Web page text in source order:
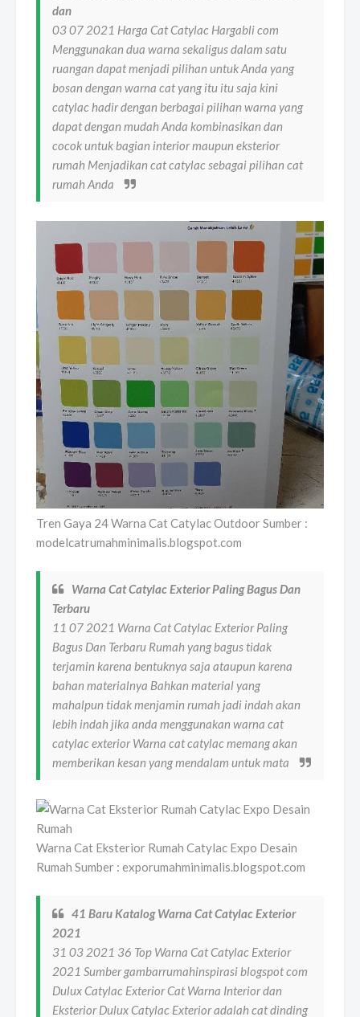
dan
03 07 2021 Harga Cat Catylac Hargabli com
Menggunakan dua warna sekaligus dalam satu
ruangan dapat menjadi pilihan untuk Anda yang
bosan dengan warna cat yang itu itu saja kini
catylac hadir dengan berbagai pilihan warna yang
dapat dengan mudah Anda kombinasikan dan
cocok untuk bagian interior maupun eksterior
rumah Menjadikan cat catylac sebagai pilihan cat
rumah Anda
Tren Gaya 24 Warna Cat Catylac Outdoor Sumber :
modelcatrumahminimalis.blogspot.com
Warna Cat Catylac Exterior Paling Bagus Dan
Terbaru
11 07 2021 Warna Cat Catylac Exterior Paling
Bagus Dan Terbaru Rumah yang bagus tidak
terjamin karena bentuknya saja ataupun karena
bahan materialnya Bahkan material yang
mahalpun tidak menjamin rumah jadi indah akan
lebih indah jika anda menggunakan warna cat
catylac exterior Warna cat catylac memang akan
memberikan kesan yang mendalam untuk mata
Warna Cat Eksterior Rumah Catylac Expo Desain
Rumah Sumber : exporumahminimalis.blogspot.com
41 Baru Katalog Warna Cat Catylac Exterior
2021
31 03 2021 36 Top Warna Cat Catylac Exterior
2021 Sumber gambarrumahinspirasi blogspot com
Dulux Catylac Exterior Cat Warna Interior dan
Eksterior Dulux Catylac Exterior adalah cat dinding